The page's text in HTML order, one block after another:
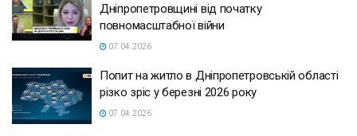
Дніпропетровщині від початку
повномасштабної війни
07.04.2026
Попит на житло в Дніпропетровській області
різко зріс у березні 2026 року
07.04.2026